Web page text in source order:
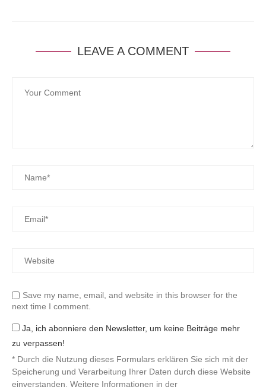
LEAVE A COMMENT
Save my name, email, and website in this browser for the
next time I comment.
Ja, ich abonniere den Newsletter, um keine Beiträge mehr
zu verpassen!
* Durch die Nutzung dieses Formulars erklären Sie sich mit der
Speicherung und Verarbeitung Ihrer Daten durch diese Website
einverstanden. Weitere Informationen in der